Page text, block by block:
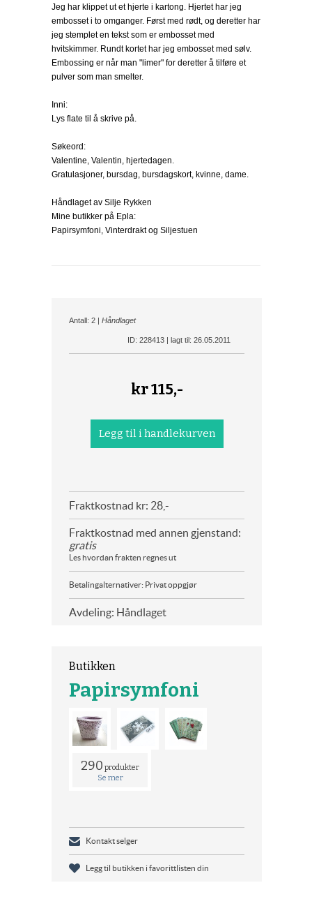
Jeg har klippet ut et hjerte i kartong. Hjertet har jeg
embosset i to omganger. Først med rødt, og deretter har
jeg stemplet en tekst som er embosset med
hvitskimmer. Rundt kortet har jeg embosset med sølv.
Embossing er når man "limer" for deretter å tilføre et
pulver som man smelter.
Inni:
Lys flate til å skrive på.
Søkeord:
Valentine, Valentin, hjertedagen.
Gratulasjoner, bursdag, bursdagskort, kvinne, dame.
Håndlaget av Silje Rykken
Mine butikker på Epla:
Papirsymfoni, Vinterdrakt og Siljestuen
Antall: 2 | Håndlaget
ID: 228413 | lagt til: 26.05.2011
kr115,-
Fraktkostnad kr: 28,-
Fraktkostnad med annen gjenstand:
gratis
Les hvordan frakten regnes ut
Betalingalternativer: Privat oppgjør
Avdeling: Håndlaget
Butikken
Papirsymfoni
290 produkter
Se mer
Kontakt selger
Legg til butikken i favorittlisten din